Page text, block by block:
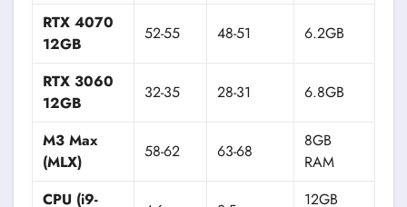
RTX 4070
12GB
52-55 48-51 6.2GB
RTX 3060
12GB
32-35 28-31 6.8GB
M3 Max
(MLX)
58-62 63-68
8GB
RAM
CPU (i9-
12GB